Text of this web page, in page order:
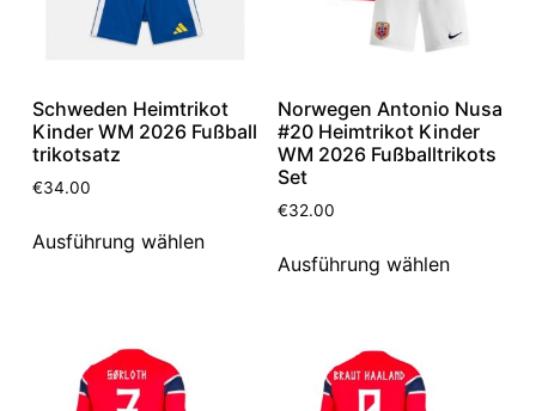
Schweden Heimtrikot
Kinder WM 2026 Fußball
trikotsatz
€34.00
Ausführung wählen
Norwegen Antonio Nusa
#20 Heimtrikot Kinder
WM 2026 Fußballtrikots
Set
€32.00
Ausführung wählen